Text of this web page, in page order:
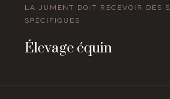
LA JUMENT DOIT RECEVOIR DES
SPÉCIFIQUES
Élevage équin